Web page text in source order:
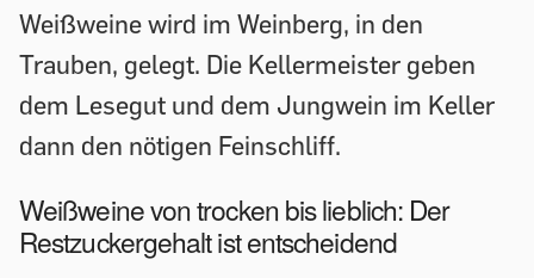
Weißweine wird im Weinberg, in den
Trauben, gelegt. Die Kellermeister geben
dem Lesegut und dem Jungwein im Keller
dann den nötigen Feinschliff.
Weißweine von trocken bis lieblich: Der
Restzuckergehalt ist entscheidend